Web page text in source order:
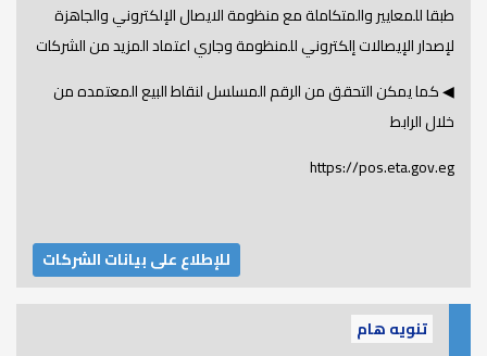
طبقا للمعايير والمتكاملة مع منظومة الايصال الإلكتروني والجاهزة
لإصدار الإيصالات إلكتروني للمنظومة وجاري اعتماد المزيد من الشركات
◀ كما يمكن التحقق من الرقم المسلسل لنقاط البيع المعتمده من
خلال الرابط
https://pos.eta.gov.eg
للإطلاع على بيانات الشركات
تنويه هام